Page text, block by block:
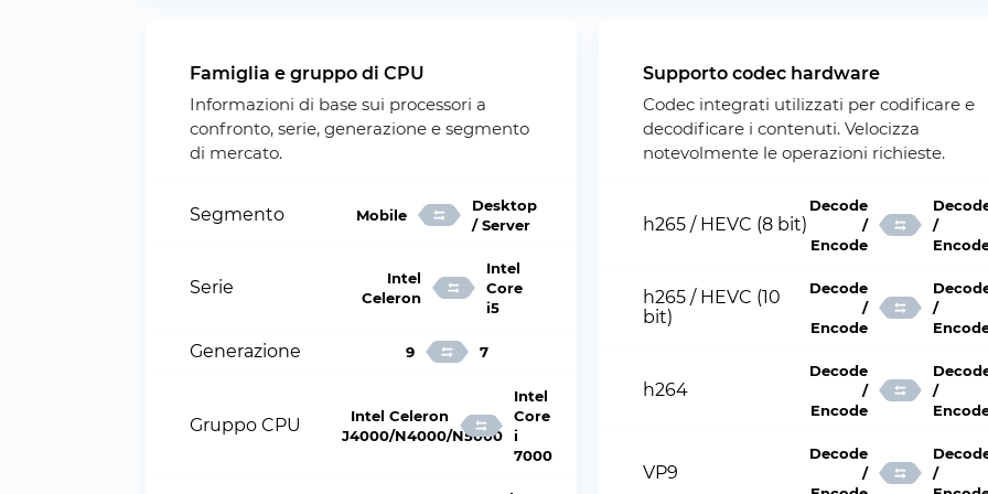
Famiglia e gruppo di CPU
Informazioni di base sui processori a
confronto, serie, generazione e segmento
di mercato.
Segmento Mobile
Desktop
/ Server
Serie
Intel
Celeron
Intel
Core
i5
Generazione 9 7
Gruppo CPU
Intel Celeron
J4000/N4000/N5000
Intel
Core
i
7000
Supporto codec hardware
Codec integrati utilizzati per codificare e
decodificare i contenuti. Velocizza
notevolmente le operazioni richieste.
h265 / HEVC (8 bit)
Decode
/
Encode
/
h265 / HEVC (10
bit)
Decode
/
Encode
/
h264
Decode
/
Encode
/
VP9
Decode
/
/